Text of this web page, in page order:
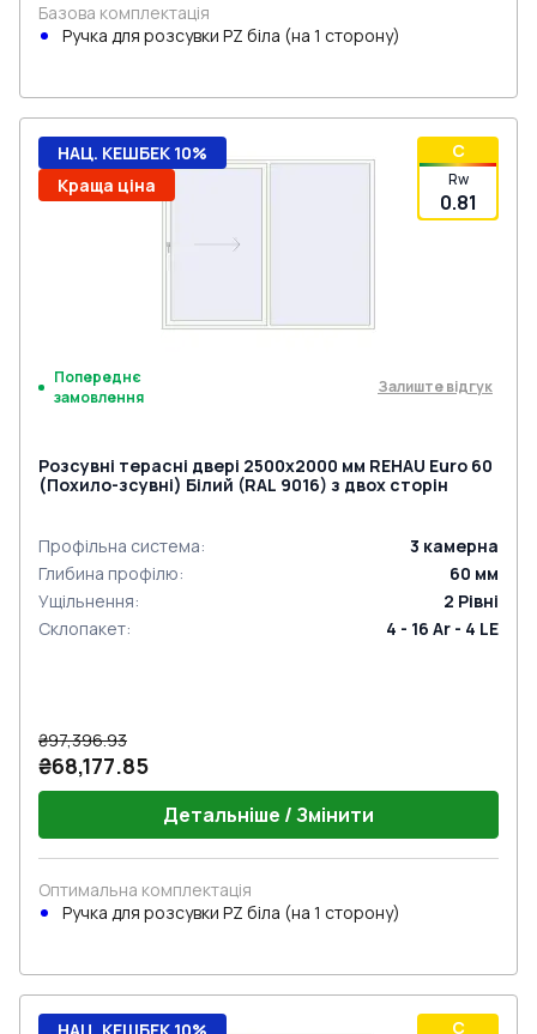
Базова комплектація
Ручкa для розсувки PZ біла (на 1 сторону)
C
Rw
0.81
НАЦ. КЕШБЕК 10%
Краща ціна
Попереднє
замовлення
Залиште відгук
Розсувні терасні двері 2500x2000 мм REHAU Euro 60
(Похило-зсувні) Білий (RAL 9016) з двох сторін
Профільна система: 3 камерна
Глибина профілю: 60 мм
Ущільнення: 2 Рівні
Склопакет: 4 - 16 Ar - 4 LE
₴97,396.93
₴68,177.85
Детальніше / Змінити
Оптимальна комплектація
Ручкa для розсувки PZ біла (на 1 сторону)
C